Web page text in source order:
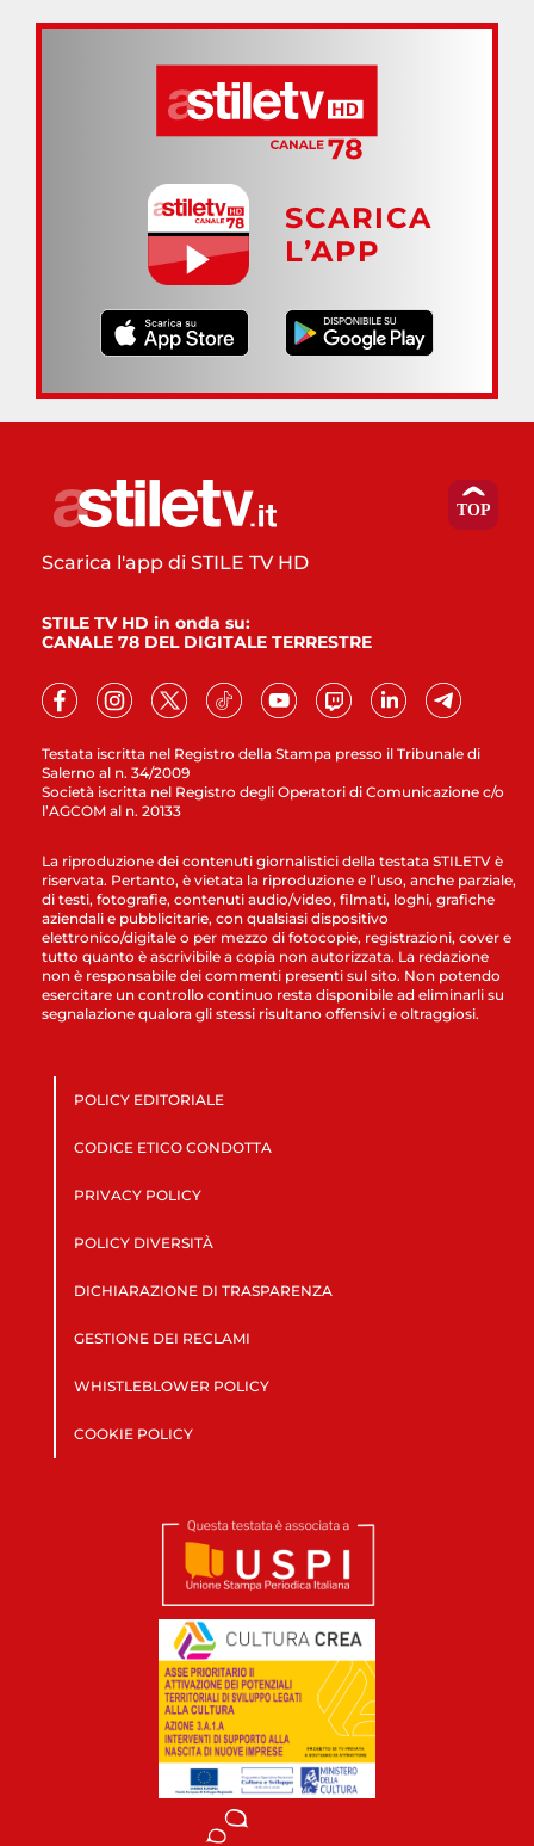
SCARICA
L’APP
Testata iscritta nel Registro della Stampa presso il Tribunale di
Salerno al n. 34/2009
Società iscritta nel Registro degli Operatori di Comunicazione c/o
l’AGCOM al n. 20133
Scarica l'app di STILE TV HD
STILE TV HD in onda su:
CANALE 78 DEL DIGITALE TERRESTRE
La riproduzione dei contenuti giornalistici della testata STILETV è
riservata. Pertanto, è vietata la riproduzione e l’uso, anche parziale,
di testi, fotografie, contenuti audio/video, filmati, loghi, grafiche
aziendali e pubblicitarie, con qualsiasi dispositivo
elettronico/digitale o per mezzo di fotocopie, registrazioni, cover e
tutto quanto è ascrivibile a copia non autorizzata. La redazione
non è responsabile dei commenti presenti sul sito. Non potendo
esercitare un controllo continuo resta disponibile ad eliminarli su
segnalazione qualora gli stessi risultano offensivi e oltraggiosi.
POLICY EDITORIALE
CODICE ETICO CONDOTTA
PRIVACY POLICY
POLICY DIVERSITÀ
DICHIARAZIONE DI TRASPARENZA
GESTIONE DEI RECLAMI
WHISTLEBLOWER POLICY
COOKIE POLICY